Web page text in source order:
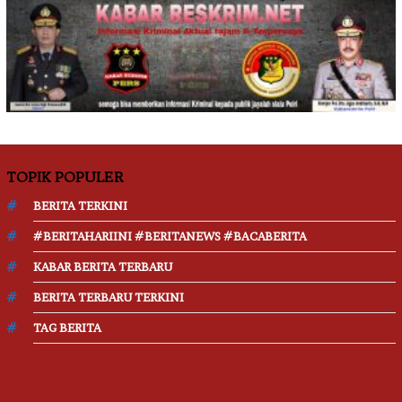
TOPIK POPULER
BERITA TERKINI
#BERITAHARIINI #BERITANEWS #BACABERITA
KABAR BERITA TERBARU
BERITA TERBARU TERKINI
TAG BERITA